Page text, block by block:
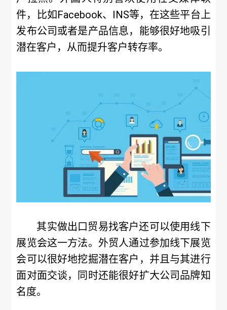
件，比如Facebook、INS等，在这些平台上
发布公司或者是产品信息，能够很好地吸引
潜在客户，从而提升客户转存率。
其实做出口贸易找客户还可以使用线下
展览会这一方法。外贸人通过参加线下展览
会可以很好地挖掘潜在客户，并且与其进行
面对面交谈，同时还能很好扩大公司品牌知
名度。